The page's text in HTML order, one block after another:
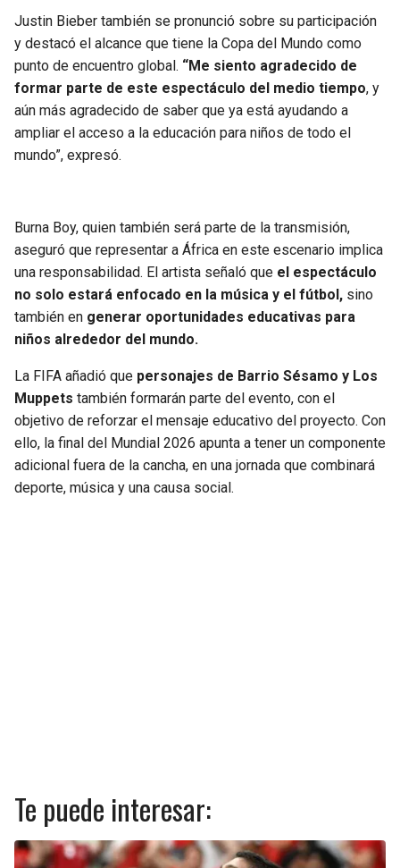
Justin Bieber también se pronunció sobre su participación
y destacó el alcance que tiene la Copa del Mundo como
punto de encuentro global. “Me siento agradecido de
formar parte de este espectáculo del medio tiempo, y
aún más agradecido de saber que ya está ayudando a
ampliar el acceso a la educación para niños de todo el
mundo”, expresó.
Burna Boy, quien también será parte de la transmisión,
aseguró que representar a África en este escenario implica
una responsabilidad. El artista señaló que el espectáculo
no solo estará enfocado en la música y el fútbol, sino
también en generar oportunidades educativas para
niños alrededor del mundo.
La FIFA añadió que personajes de Barrio Sésamo y Los
Muppets también formarán parte del evento, con el
objetivo de reforzar el mensaje educativo del proyecto. Con
ello, la final del Mundial 2026 apunta a tener un componente
adicional fuera de la cancha, en una jornada que combinará
deporte, música y una causa social.
Te puede interesar: